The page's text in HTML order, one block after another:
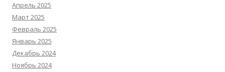
Апрель 2025
Март 2025
Февраль 2025
Январь 2025
Декабрь 2024
Ноябрь 2024